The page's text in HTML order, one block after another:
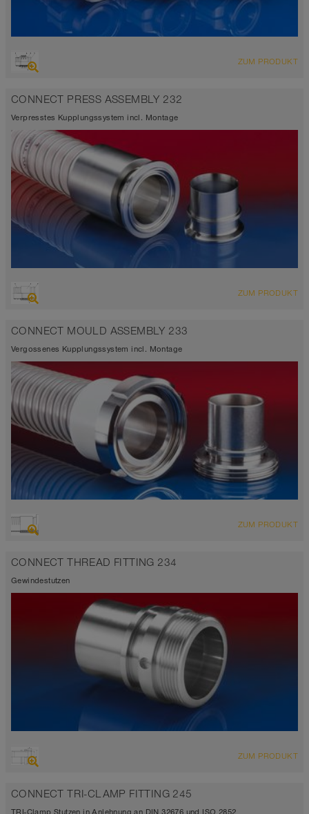
ZUM PRODUKT
CONNECT PRESS ASSEMBLY 232
Verpresstes Kupplungssystem incl. Montage
ZUM PRODUKT
CONNECT MOULD ASSEMBLY 233
Vergossenes Kupplungssystem incl. Montage
ZUM PRODUKT
CONNECT THREAD FITTING 234
Gewindestutzen
ZUM PRODUKT
CONNECT TRI-CLAMP FITTING 245
TRI-Clamp Stutzen in Anlehnung an DIN 32676 und ISO 2852